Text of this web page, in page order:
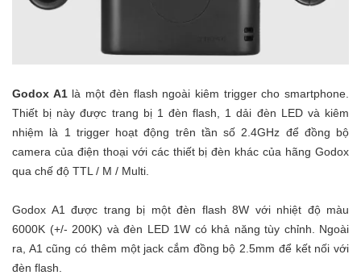
Godox A1là một đèn flash ngoài kiêm trigger cho smartphone.
Thiết bị này được trang bị 1 đèn flash, 1 dải đèn LED và kiêm
nhiệm là 1 trigger hoạt động trên tần số 2.4GHz để đồng bộ
camera của điện thoại với các thiết bị đèn khác của hãng Godox
qua chế độ TTL / M / Multi.
Godox A1 được trang bị một đèn flash 8W với nhiệt độ màu
6000K (+/- 200K) và đèn LED 1W có khả năng tùy chỉnh. Ngoài
ra, A1 cũng có thêm một jack cắm đồng bộ 2.5mm để kết nối với
đèn flash.